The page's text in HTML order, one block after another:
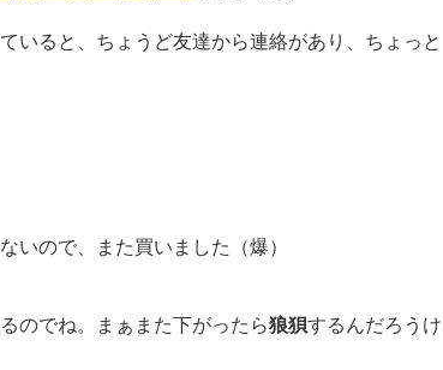
いると、ちょうど友達から連絡があり、ちょっと
いので、また買いました（爆）
のでね。まぁまた下がったら狼狽するんだろうけ